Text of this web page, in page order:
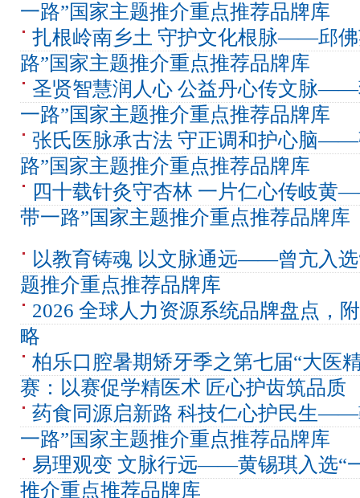
一路”国家主题推介重点推荐品牌库
扎根岭南乡土 守护文化根脉——邱佛
路”国家主题推介重点推荐品牌库
圣贤智慧润人心 公益丹心传文脉——
一路”国家主题推介重点推荐品牌库
张氏医脉承古法 守正调和护心脑——
路”国家主题推介重点推荐品牌库
四十载针灸守杏林 一片仁心传岐黄
带一路”国家主题推介重点推荐品牌库
以教育铸魂 以文脉通远——曾亢入选
题推介重点推荐品牌库
2026 全球人力资源系统品牌盘点，
略
柏乐口腔暑期矫牙季之第七届“大医
赛：以赛促学精医术 匠心护齿筑品质
药食同源启新路 科技仁心护民生——
一路”国家主题推介重点推荐品牌库
易理观变 文脉行远——黄锡琪入选“
推介重点推荐品牌库